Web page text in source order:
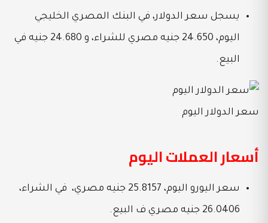
يسجل سعر الدولار، في البنك المصري الخليجي
اليوم، 24.650 جنيه مصري للشراء، و 24.680 جنيه في
البيع.
سعر الدولار اليوم
أسعار العملات اليوم
سعر اليورو اليوم، 25.8157 جنيه مصري، في الشراء،
26.0406 جنيه مصري ف البيع.